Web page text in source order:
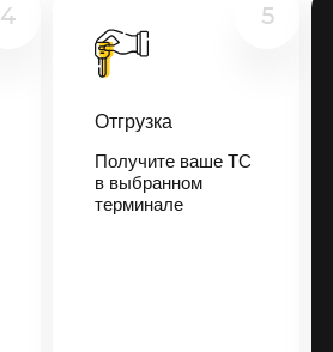
4 5
Отгрузка
Получите ваше ТС
в выбранном
терминале